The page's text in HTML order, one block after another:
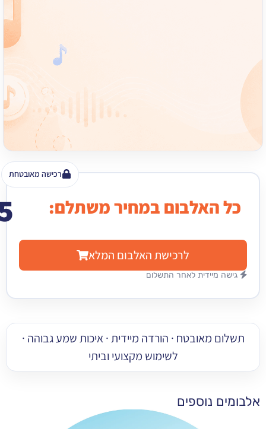
רכישה מאובטחת
האלבום במחיר משתלם: ₪ 15
לרכישת האלבום המלא
מיידית לאחר התשלום
מאובטח · הורדה מיידית · איכות שמע גבוהה ·
לשימוש מקצועי וביתי
נוספים